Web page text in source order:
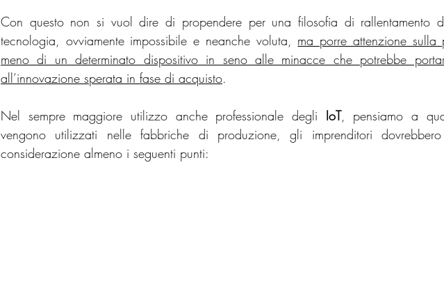
Con questo non si vuol dire di propendere per una filosofia di rallentamento
tecnologia, ovviamente impossibile e neanche voluta, ma porre attenzione sulla
meno di un determinato dispositivo in seno alle minacce che potrebbe
all’innovazione sperata in fase di acquisto.
Nel sempre maggiore utilizzo anche professionale degli IoT, pensiamo a
vengono utilizzati nelle fabbriche di produzione, gli imprenditori
considerazione almeno i seguenti punti: